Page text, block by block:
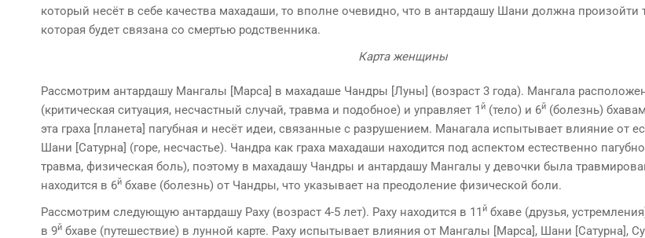
который несёт в себе качества махадаши, то вполне очевидно, что в антардашу Шани должна произойти
которая будет связана со смертью родственника.
Карта женщины
Рассмотрим антардашу Мангалы [Марса] в махадаше Чандры [Луны] (возраст 3 года). Мангала
(критическая ситуация, несчастный случай, травма и подобное) и управляет 1й (тело) и 6й (болезнь)
эта граха [планета] пагубная и несёт идеи, связанные с разру­шением. Манагала испытывает влияние от
Шани [Сатурна] (горе, несчастье). Чандра как граха махадаши находится под аспектом естественно
травма, физическая боль), поэтому в махадашу Чандры и антардашу Мангалы у девоч­ки была
находится в 6й бхаве (болезнь) от Чандры, что указывает на преодоление физической боли.
Рассмотрим следующую антардашу Раху (возраст 4-5 лет). Раху находится в 11й бхаве (друзья,
в 9й бхаве (путешествие) в лунной карте. Раху испытывает влияния от Мангалы [Марса], Шани [Сатурна],